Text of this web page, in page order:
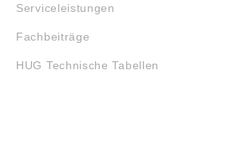
Serviceleistungen
Fachbeiträge
HUG Technische Tabellen